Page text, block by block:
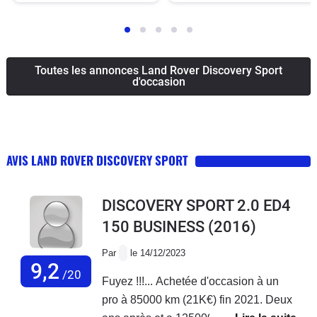
Toutes les annonces Land Rover Discovery Sport
d'occasion
AVIS LAND ROVER DISCOVERY SPORT
9,2 /20
DISCOVERY SPORT 2.0 ED4
150 BUSINESS (2016)
Par le 14/12/2023
Fuyez !!!... Achetée d'occasion à un
pro à 85000 km (21K€) fin 2021. Deux